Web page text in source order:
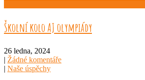
Školní kolo AJ olympiády
26 ledna, 2024
| Žádné komentáře
| Naše úspěchy